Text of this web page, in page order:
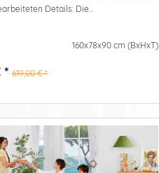
Details: Die...
160x78x90 cm (BxHxT)
* 619,00 € *